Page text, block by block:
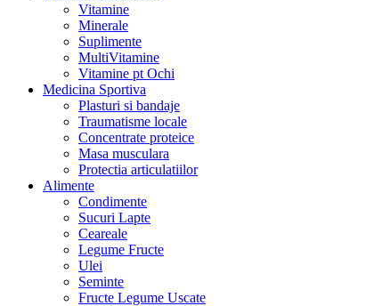
Vitamine
Minerale
Suplimente
MultiVitamine
Vitamine pt Ochi
Medicina Sportiva
Plasturi si bandaje
Traumatisme locale
Concentrate proteice
Masa musculara
Protectia articulatiilor
Alimente
Condimente
Sucuri Lapte
Ceareale
Legume Fructe
Ulei
Seminte
Fructe Legume Uscate